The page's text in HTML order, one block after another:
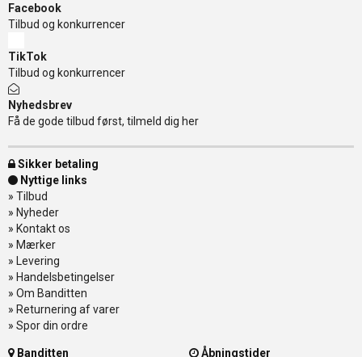
Facebook
Tilbud og konkurrencer
TikTok
Tilbud og konkurrencer
Nyhedsbrev
Få de gode tilbud først, tilmeld dig her
Sikker betaling
Nyttige links
» Tilbud
» Nyheder
» Kontakt os
» Mærker
» Levering
» Handelsbetingelser
» Om Banditten
» Returnering af varer
» Spor din ordre
Banditten Åbningstider